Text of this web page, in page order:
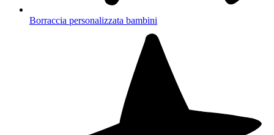
Borraccia personalizzata bambini